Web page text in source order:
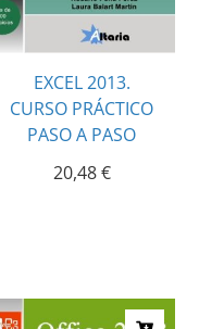
EXCEL 2013.
CURSO PRÁCTICO
PASO A PASO
20,48€